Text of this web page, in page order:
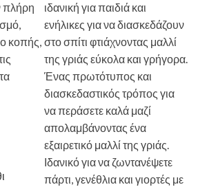
πλήρη
κοπής,
ιδανική για παιδιά και
ενήλικες για να διασκεδάζουν
στο σπίτι φτιάχνοντας μαλλί
της γριάς εύκολα και γρήγορα.
Ένας πρωτότυπος και
διασκεδαστικός τρόπος για
να περάσετε καλά μαζί
απολαμβάνοντας ένα
εξαιρετικό μαλλί της γριάς.
Ιδανικό για να ζωντανέψετε
πάρτι, γενέθλια και γιορτές με